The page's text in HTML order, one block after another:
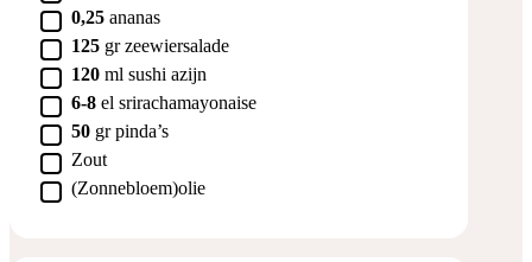
▢
0,25 ananas
▢
125 gr zeewiersalade
▢
120 ml sushi azijn
▢
6-8 el srirachamayonaise
▢
50 gr pinda’s
▢
Zout
▢
(Zonnebloem)olie